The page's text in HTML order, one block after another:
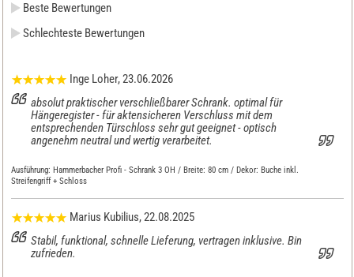
Beste Bewertungen
Schlechteste Bewertungen
Inge Loher, 23.06.2026
absolut praktischer verschließbarer Schrank. optimal für
Hängeregister - für aktensicheren Verschluss mit dem
entsprechenden Türschloss sehr gut geeignet - optisch
angenehm neutral und wertig verarbeitet.
Ausführung: Hammerbacher Profi - Schrank 3 OH / Breite: 80 cm / Dekor: Buche inkl.
Streifengriff + Schloss
Marius Kubilius, 22.08.2025
Stabil, funktional, schnelle Lieferung, vertragen inklusive. Bin
zufrieden.